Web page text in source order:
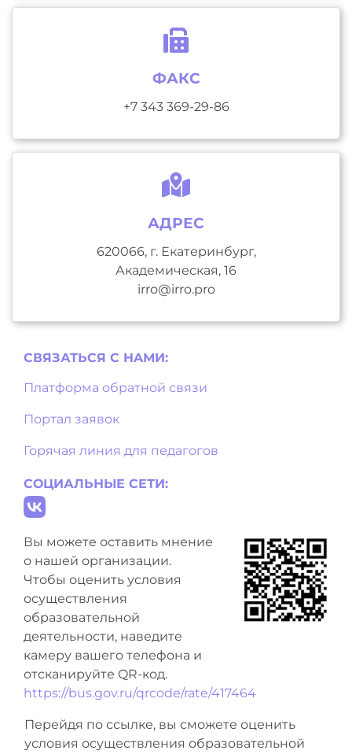
ФАКС
+7 343 369-29-86
АДРЕС
620066, г. Екатеринбург,
Академическая, 16
irro@irro.pro
СВЯЗАТЬСЯ С НAМИ:
Платформа обратной связи
Портал заявок
Горячая линия для педагогов
СОЦИАЛЬНЫЕ СЕТИ:
Вы можете оставить мнение
о нашей организации.
Чтобы оценить условия
осуществления
образовательной
деятельности, наведите
камеру вашего телефона и
отсканируйте QR-код.
https://bus.gov.ru/qrcode/rate/417464
Перейдя по ссылке, вы сможете оценить
условия осуществления образовательной